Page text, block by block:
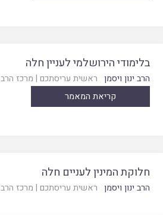
בלימודי הירושלמי לעניין חלה
הרב ינון ויסמן ראשית עריסתכם | מרכז הרב
קריאת המאמר
חלוקת המינין לעניים חלה
הרב ינון ויסמן ראשית עריסתכם | מרכז הרב